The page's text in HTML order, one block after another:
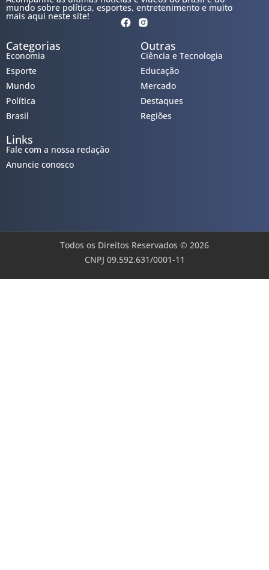
mundo sobre política, esportes, entretenimento e muito
mais aqui neste site!
Categorias
Economia
Esporte
Mundo
Política
Brasil
Outras
Ciência e Tecnologia
Educação
Mercado
Destaques
Regiões
Links
Fale com a nossa redação
Anuncie conosco
Todos os Direitos Reservados © 2026
CNPJ 09.592.631/0001-11